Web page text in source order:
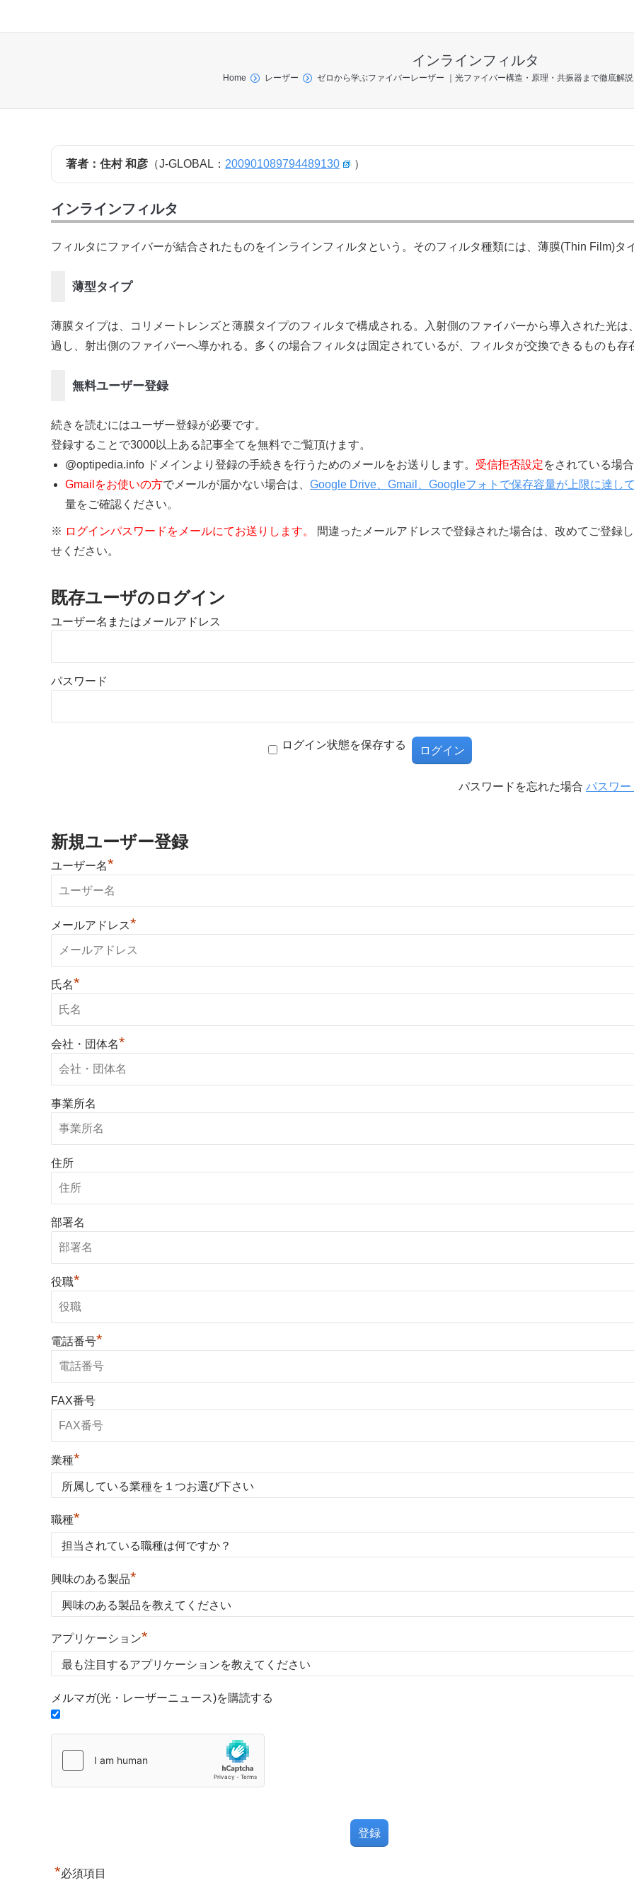
インラインフィルタ
Home レーザー ゼロから学ぶファイバーレーザー ｜光ファイバー構造・原理・共振器まで徹底解説
著者：住村 和彦 （J-GLOBAL： 200901089794489130 ）
インラインフィルタ
フィルタにファイバーが結合されたものをインラインフィルタという。そのフィルタ種類には、薄膜(Thin Film)タ
薄型タイプ
薄膜タイプは、コリメートレンズと薄膜タイプのフィルタで構成される。入射側のファイバーから導入された光
過し、射出側のファイバーへ導かれる。多くの場合フィルタは固定されているが、フィルタが交換できるものも存
無料ユーザー登録
続きを読むにはユーザー登録が必要です。
登録することで3000以上ある記事全てを無料でご覧頂けます。
@optipedia.info ドメインより登録の手続きを行うためのメールをお送りします。 受信拒否設定をされている場
Gmailをお使いの方でメールが届かない場合は、 Google Drive、Gmail、Googleフォトで保存容量が上限に達し
量をご確認ください。
※ ログインパスワードをメールにてお送りします。 間違ったメールアドレスで登録された場合は、改めてご登録
せください。
既存ユーザのログイン
ユーザー名またはメールアドレス
パスワード
ログイン状態を保存する
パスワードを忘れた場合 パスワー
新規ユーザー登録
ユーザー名*
メールアドレス*
氏名*
会社・団体名*
事業所名
住所
部署名
役職*
電話番号*
FAX番号
業種*
職種*
興味のある製品*
アプリケーション*
メルマガ(光・レーザーニュース)を購読する
*必須項目